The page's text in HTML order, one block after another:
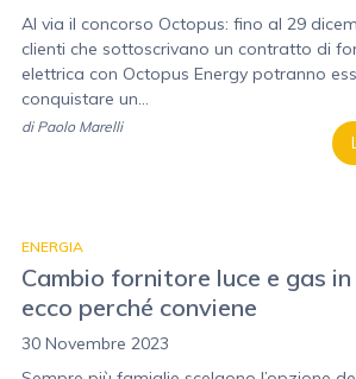
Al via il concorso Octopus: fino al 29
clienti che sottoscrivano un contratto di
elettrica con Octopus Energy potranno
conquistare un...
di Paolo Marelli
ENERGIA
Cambio fornitore luce e gas
ecco perché conviene
30 Novembre 2023